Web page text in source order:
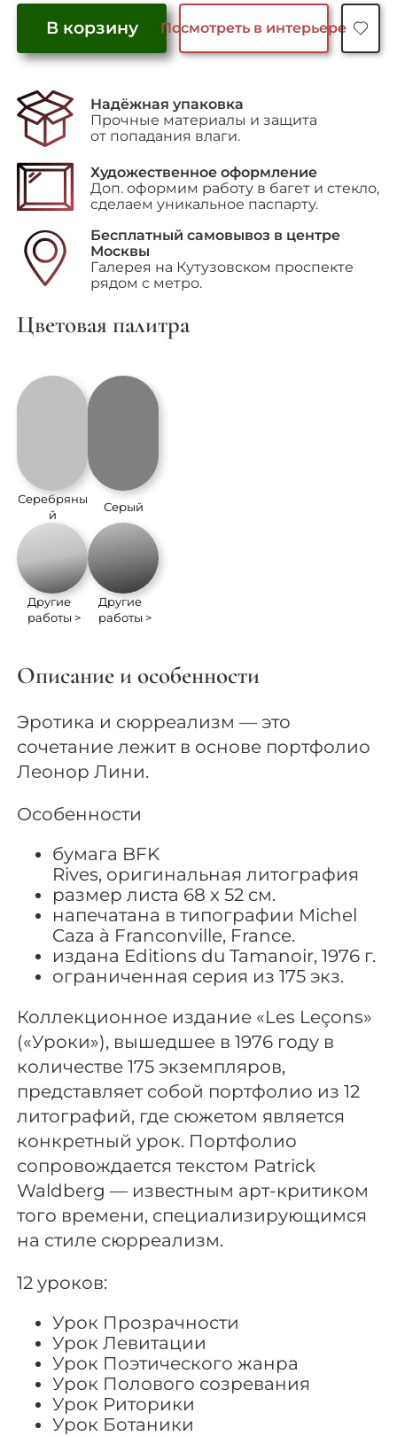
50,000 ₽.
Количество
"Полового
созревания"
В корзину Посмотреть в интерьере
Надёжная упаковка
Прочные материалы и защита
от попадания влаги.
Художественное оформление
Доп. оформим работу в багет и стекло,
сделаем уникальное паспарту.
Бесплатный самовывоз в центре
Москвы
Галерея на Кутузовском проспекте
рядом с метро.
Цветовая палитра
Серебряны
й
Другие
работы >
Серый
Другие
работы >
Описание и особенности
Эротика и сюрреализм — это
сочетание лежит в основе портфолио
Леонор Лини.
Особенности
бумага BFK
Rives, оригинальная литография
размер листа 68 x 52 см.
напечатана в типографии Michel
Caza à Franconville, France.
издана Editions du Tamanoir, 1976 г.
ограниченная серия из 175 экз.
Коллекционное издание «Les Leçons»
(«Уроки»), вышедшее в 1976 году в
количестве 175 экземпляров,
представляет собой портфолио из 12
литографий, где сюжетом является
конкретный урок. Портфолио
сопровождается текстом Patrick
Waldberg — известным арт-критиком
того времени, специализирующимся
на стиле сюрреализм.
12 уроков:
Урок Прозрачности
Урок Левитации
Урок Поэтического жанра
Урок Полового созревания
Урок Риторики
Урок Ботаники